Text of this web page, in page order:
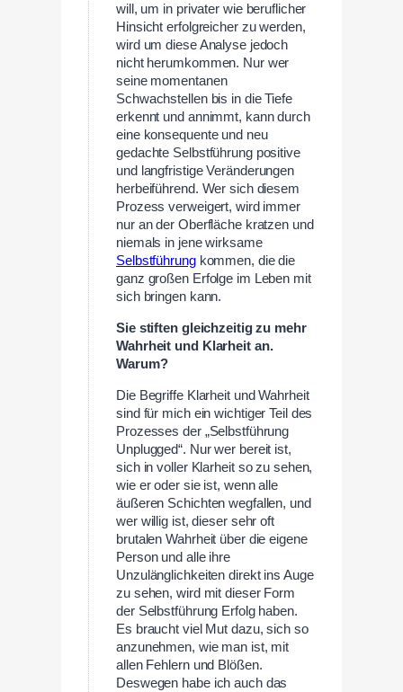
will, um in privater wie beruflicher
Hinsicht erfolgreicher zu werden,
wird um diese Analyse jedoch
nicht herumkommen. Nur wer
seine momentanen
Schwachstellen bis in die Tiefe
erkennt und annimmt, kann durch
eine konsequente und neu
gedachte Selbstführung positive
und langfristige Veränderungen
herbeiführend. Wer sich diesem
Prozess verweigert, wird immer
nur an der Oberfläche kratzen und
niemals in jene wirksame
Selbstführungkommen, die die
ganz großen Erfolge im Leben mit
sich bringen kann.
Sie stiften gleichzeitig zu mehr
Wahrheit und Klarheit an.
Warum?
Die Begriffe Klarheit und Wahrheit
sind für mich ein wichtiger Teil des
Prozesses der „Selbstführung
Unplugged“. Nur wer bereit ist,
sich in voller Klarheit so zu sehen,
wie er oder sie ist, wenn alle
äußeren Schichten wegfallen, und
wer willig ist, dieser sehr oft
brutalen Wahrheit über die eigene
Person und alle ihre
Unzulänglichkeiten direkt ins Auge
zu sehen, wird mit dieser Form
der Selbstführung Erfolg haben.
Es braucht viel Mut dazu, sich so
anzunehmen, wie man ist, mit
allen Fehlern und Blößen.
Deswegen habe ich auch das